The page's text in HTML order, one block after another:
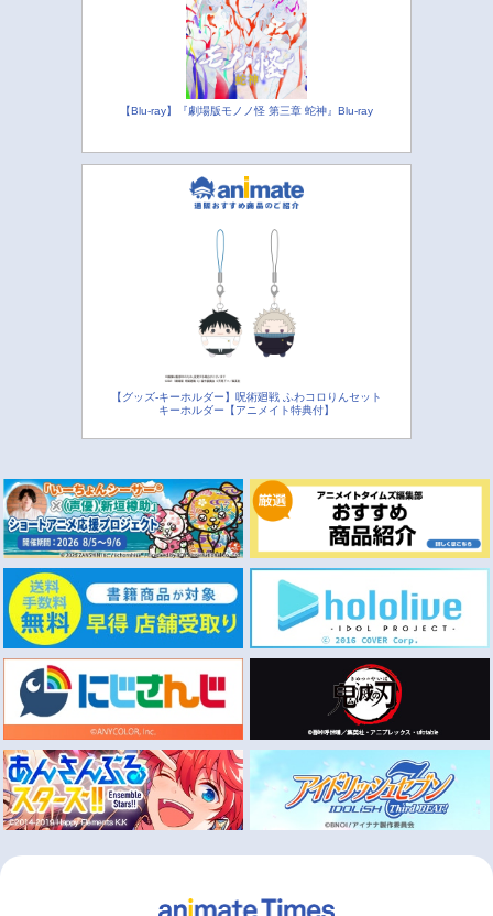
【Blu-ray】『劇場版モノノ怪 第三章 蛇神』Blu-ray
【グッズ-キーホルダー】呪術廻戦 ふわコロりんセット
キーホルダー【アニメイト特典付】